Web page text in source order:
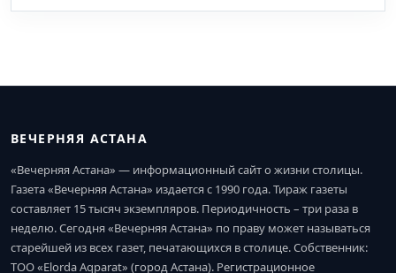
ВЕЧЕРНЯЯ АСТАНА
«Вечерняя Астана» — информационный сайт о жизни столицы.
Газета «Вечерняя Астана» издается с 1990 года. Тираж газеты
составляет 15 тысяч экземпляров. Периодичность – три раза в
неделю. Сегодня «Вечерняя Астана» по праву может называться
старейшей из всех газет, печатающихся в столице. Собственник:
ТОО «Elorda Aqparat» (город Астана). Регистрационное